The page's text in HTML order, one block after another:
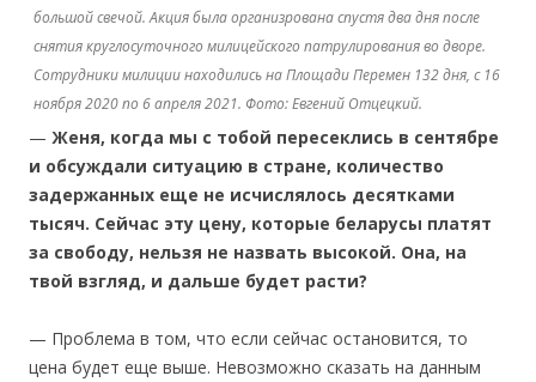
большой свечой. Акция была организрована спустя два дня после
снятия круглосуточного милицейского патрулирования во дворе.
Сотрудники милиции находились на Площади Перемен 132 дня, с 16
ноября 2020 по 6 апреля 2021. Фото: Евгений Отцецкий.
— Женя, когда мы с тобой пересеклись в сентябре
и обсуждали ситуацию в стране, количество
задержанных еще не исчислялось десятками
тысяч. Сейчас эту цену, которые беларусы платят
за свободу, нельзя не назвать высокой. Она, на
твой взгляд, и дальше будет расти?
— Проблема в том, что если сейчас остановится, то
цена будет еще выше. Невозможно сказать на данным